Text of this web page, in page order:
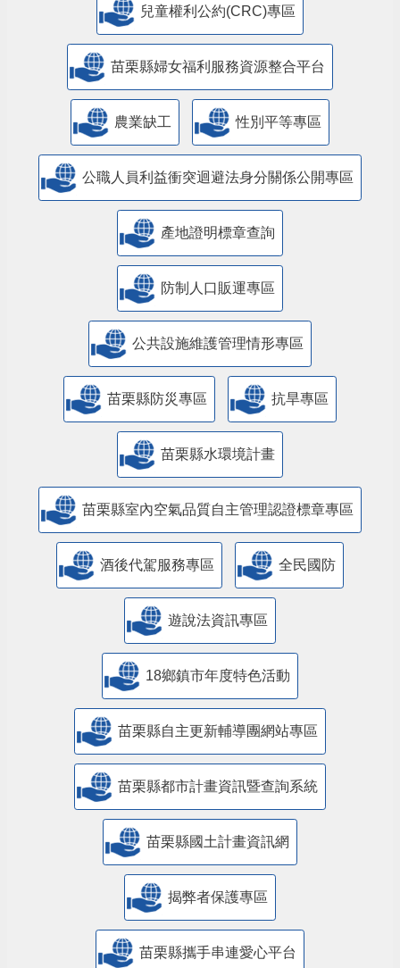
兒童權利公約(CRC)專區
苗栗縣婦女福利服務資源整合平台
農業缺工 性別平等專區
公職人員利益衝突迴避法身分關係公開專區
產地證明標章查詢
防制人口販運專區
​公共設施維護管理情形專區
苗栗縣防災專區 抗旱專區
苗栗縣水環境計畫
苗栗縣室內空氣品質自主管理認證標章專區
酒後代駕服務專區 全民國防
遊說法資訊專區
18鄉鎮市年度特色活動
苗栗縣自主更新輔導團網站專區
苗栗縣都市計畫資訊暨查詢系統
苗栗縣國土計畫資訊網
揭弊者保護專區
苗栗縣攜手串連愛心平台